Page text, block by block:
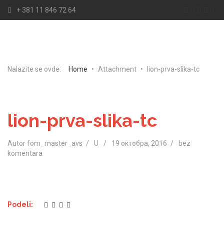
+ 381 11 846 72 64
Nalazite se ovde: Home • Attachment • lion-prva-slika-tc
lion-prva-slika-tc
Autor fom_master_avs U 19 октобра, 2016
bez
komentara
Podeli: